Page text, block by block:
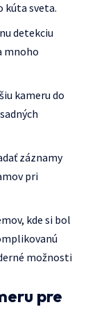
kúta sveta.
detekciu
mnoho
kameru do
záznamy
pri
kde si bol
možnosti
pre